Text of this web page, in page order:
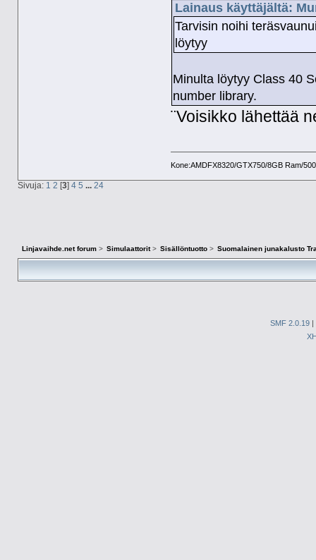
Lainaus käyttäjältä:
Tarvisin noihi
löytyy
Minulta löytyy Class 40
number library.
¨Voisikko lähettää
Kone:AMDFX8320/GTX750/8GB Ram/
Sivuja: 1 2 [3] 4 5 24
Linjavaihde.net forum> Simulaattorit> Sisällöntuotto > Suomalainen junakalusto
SMF 2.0.19 |